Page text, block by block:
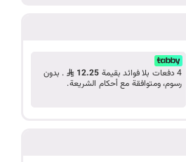
ي
4 دفعات بلا فوائد بقيمة 12.25
. بدون
رسوم، ومتوافقة مع أحكام الشريعة.